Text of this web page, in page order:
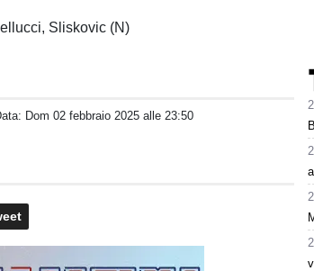
Sliskovic (N)
Dom 02 febbraio 2025 alle 23:50